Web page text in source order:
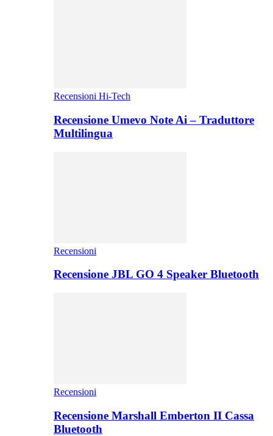
Recensioni Hi-Tech
Recensione Umevo Note Ai – Traduttore
Multilingua
Recensioni
Recensione JBL GO 4 Speaker Bluetooth
Recensioni
Recensione Marshall Emberton II Cassa
Bluetooth